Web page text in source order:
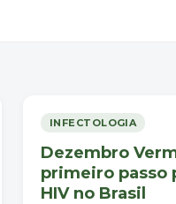
INFECTOLOGIA
Dezembro
primeiro passo
HIV no Brasil